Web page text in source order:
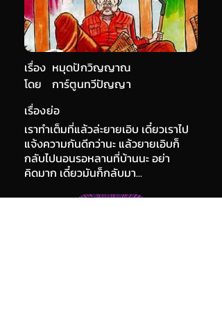
เรื่อง หมุดปักวิญญาณ
การ์ตูนทวีปัญญา
โดย
เรื่องย่อ
เราทำเต็มที่แล้วล่ะยายเอิบ เดี๋ยวเราไป
แจ้งความกันดีกว่านะ แล้วยายเอิบก็
กลับไปนอนรอหลานที่บ้านนะ อย่า
คิดมาก เดี๋ยวมันก็กลับมา...